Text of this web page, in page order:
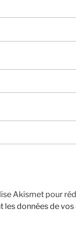
Akismet pour
les données de